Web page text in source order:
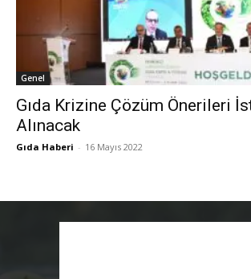
Genel
Gıda Krizine Çözüm Önerileri
Alınacak
Gıda Haberi - 16 Mayıs 2022